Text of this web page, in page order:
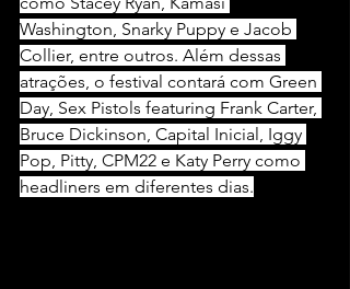
Washington, Snarky Puppy e Jacob
Collier, entre outros. Além dessas
atrações, o festival contará com Green
Day, Sex Pistols featuring Frank Carter,
Bruce Dickinson, Capital Inicial, Iggy
Pop, Pitty, CPM22 e Katy Perry como
headliners em diferentes dias.